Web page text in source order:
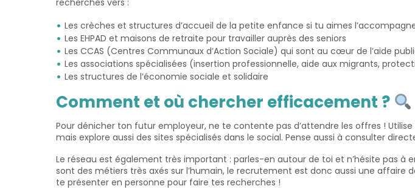
recherches vers :
Les crèches et structures d’accueil de la petite enfance si tu aimes
Les EHPAD et maisons de retraite pour travailler auprès des seniors
Les CCAS (Centres Communaux d’Action Sociale) qui sont au cœur de l’aide
Les associations spécialisées (insertion professionnelle, aide aux migrants,
Les structures de l’économie sociale et solidaire
Comment et où chercher efficacement ?
Pour dénicher ton futur employeur, ne te contente pas d’attendre les offres !
mais explore aussi des sites spécialisés dans le social. Pense aussi à consulter
Le réseau est également très important : parles-en autour de toi et n’hésite pas à
sont des métiers très axés sur l’humain, le recrutement est donc aussi une affaire
te présenter en personne pour faire tes recherches !